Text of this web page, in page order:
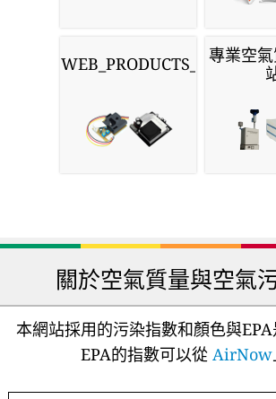
WEB_PRODUCTS_SENSORS
專業空
關於空氣質量與空氣
本網站採用的污染指數和顏色與EPA
EPA的指數可以從 AirNow